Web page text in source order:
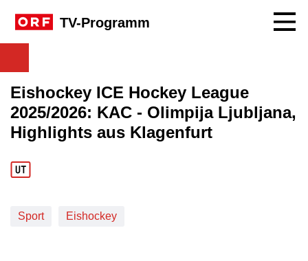
TV-Programm
Eishockey ICE Hockey League
2025/2026: KAC - Olimpija Ljubljana,
Highlights aus Klagenfurt
Sport Eishockey